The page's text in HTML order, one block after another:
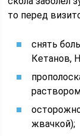
то перед
снять
Кетанов,
жвачкой);